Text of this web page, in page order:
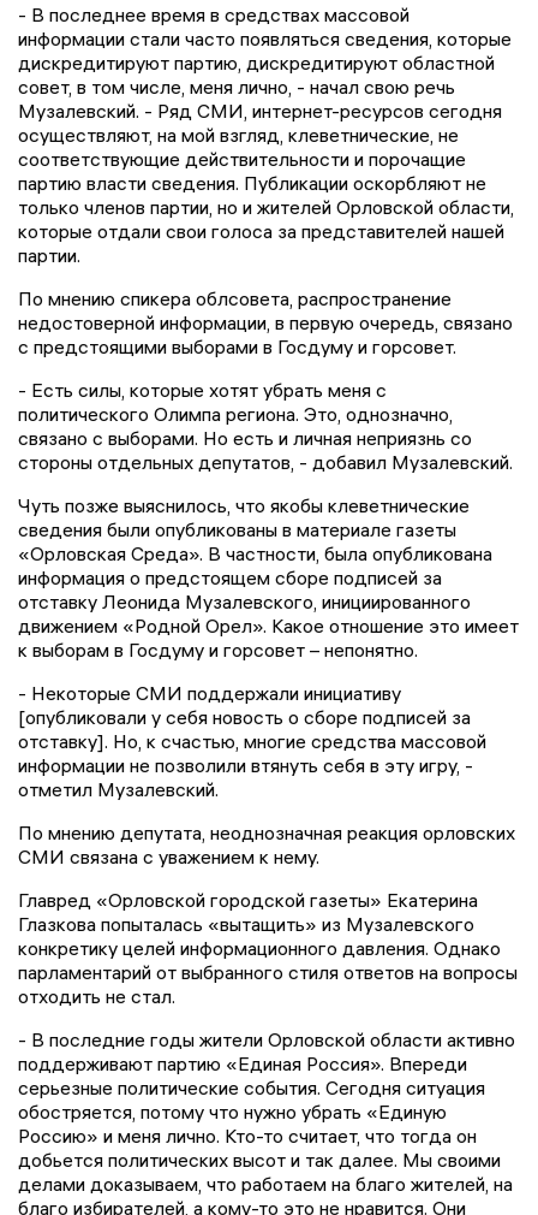
- В последнее время в средствах массовой
информации стали часто появляться сведения, которые
дискредитируют партию, дискредитируют областной
совет, в том числе, меня лично, - начал свою речь
Музалевский. - Ряд СМИ, интернет-ресурсов сегодня
осуществляют, на мой взгляд, клеветнические, не
соответствующие действительности и порочащие
партию власти сведения. Публикации оскорбляют не
только членов партии, но и жителей Орловской области,
которые отдали свои голоса за представителей нашей
партии.
По мнению спикера облсовета, распространение
недостоверной информации, в первую очередь, связано
с предстоящими выборами в Госдуму и горсовет.
- Есть силы, которые хотят убрать меня с
политического Олимпа региона. Это, однозначно,
связано с выборами. Но есть и личная неприязнь со
стороны отдельных депутатов, - добавил Музалевский.
Чуть позже выяснилось, что якобы клеветнические
сведения были опубликованы в материале газеты
«Орловская Среда». В частности, была опубликована
информация о предстоящем сборе подписей за
отставку Леонида Музалевского, инициированного
движением «Родной Орел». Какое отношение это имеет
к выборам в Госдуму и горсовет – непонятно.
- Некоторые СМИ поддержали инициативу
[опубликовали у себя новость о сборе подписей за
отставку]. Но, к счастью, многие cредства массовой
информации не позволили втянуть себя в эту игру, -
отметил Музалевский.
По мнению депутата, неоднозначная реакция орловских
СМИ связана с уважением к нему.
Главред «Орловской городской газеты» Екатерина
Глазкова попыталась «вытащить» из Музалевского
конкретику целей информационного давления. Однако
парламентарий от выбранного стиля ответов на вопросы
отходить не стал.
- В последние годы жители Орловской области активно
поддерживают партию «Единая Россия». Впереди
серьезные политические события. Сегодня ситуация
обостряется, потому что нужно убрать «Единую
Россию» и меня лично. Кто-то считает, что тогда он
добьется политических высот и так далее. Мы своими
делами доказываем, что работаем на благо жителей, на
благо избирателей, а кому-то это не нравится. Они